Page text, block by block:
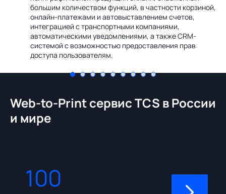
большим количеством функций, в частности корзиной,
онлайн-платежами и автовыставлением счетов,
интеграцией с транспортными компаниями,
автоматическими уведомлениями, а также CRM-
системой с возможностью предоставления прав
доступа пользователям.
Web-to-Print сервис TCS в России
и мире
100 310